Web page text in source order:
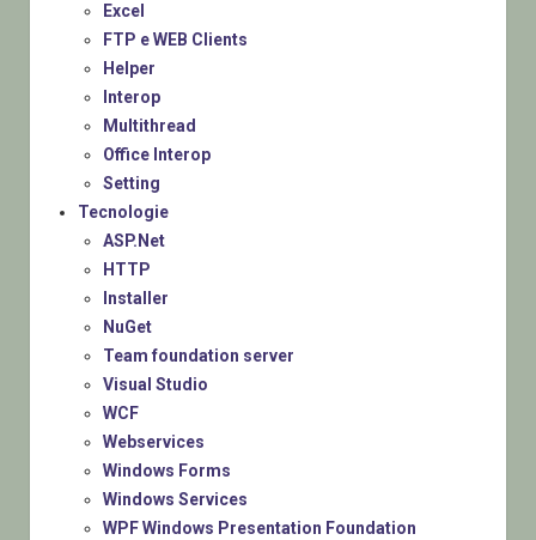
Excel
FTP e WEB Clients
Helper
Interop
Multithread
Office Interop
Setting
Tecnologie
ASP.Net
HTTP
Installer
NuGet
Team foundation server
Visual Studio
WCF
Webservices
Windows Forms
Windows Services
WPF Windows Presentation Foundation